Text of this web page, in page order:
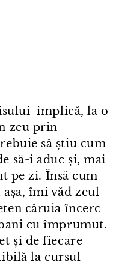
implică, la o
zeu prin
să știu cum
să-i aduc și, mai
pe zi. Însă cum
îmi văd zeul
căruia încerc
cu împrumut.
și de fiecare
la cursul